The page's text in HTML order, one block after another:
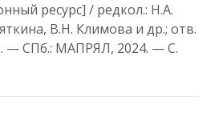
ресурс] / редкол.: Н.А.
В.Н. Климова и др.; отв.
— СПб.: МАПРЯЛ, 2024. — С.